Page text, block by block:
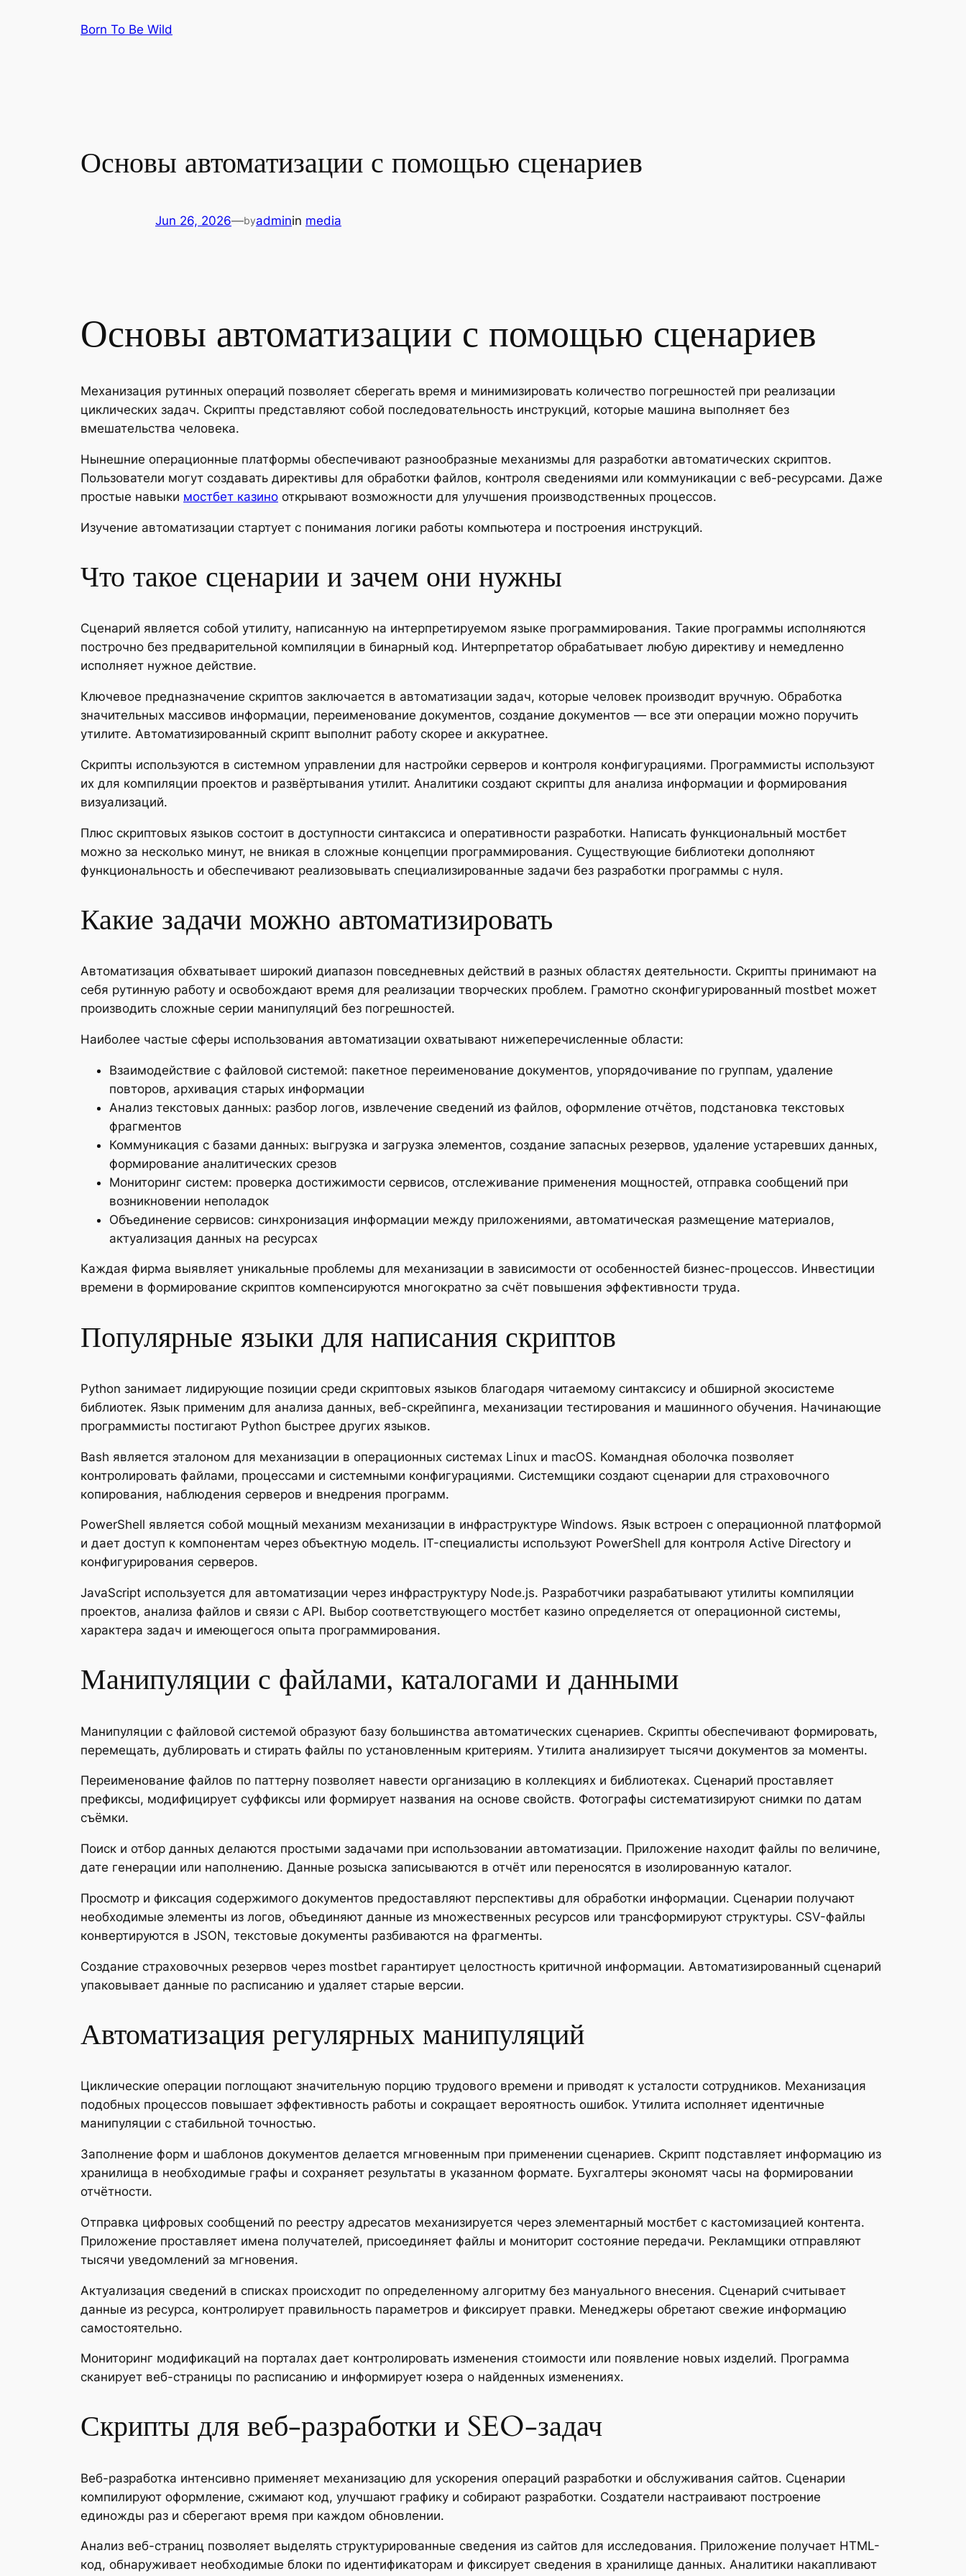
Born To Be Wild
Основы автоматизации с помощью сценариев
Jun 26, 2026—byadminin media
Основы автоматизации с помощью сценариев
Механизация рутинных операций позволяет сберегать время и минимизировать количество погрешностей при реализации
циклических задач. Скрипты представляют собой последовательность инструкций, которые машина выполняет без
вмешательства человека.
Нынешние операционные платформы обеспечивают разнообразные механизмы для разработки автоматических скриптов.
Пользователи могут создавать директивы для обработки файлов, контроля сведениями или коммуникации с веб-ресурсами. Даже
простые навыки мостбет казино открывают возможности для улучшения производственных процессов.
Изучение автоматизации стартует с понимания логики работы компьютера и построения инструкций.
Что такое сценарии и зачем они нужны
Сценарий является собой утилиту, написанную на интерпретируемом языке программирования. Такие программы исполняются
построчно без предварительной компиляции в бинарный код. Интерпретатор обрабатывает любую директиву и немедленно
исполняет нужное действие.
Ключевое предназначение скриптов заключается в автоматизации задач, которые человек производит вручную. Обработка
значительных массивов информации, переименование документов, создание документов — все эти операции можно поручить
утилите. Автоматизированный скрипт выполнит работу скорее и аккуратнее.
Скрипты используются в системном управлении для настройки серверов и контроля конфигурациями. Программисты используют
их для компиляции проектов и развёртывания утилит. Аналитики создают скрипты для анализа информации и формирования
визуализаций.
Плюс скриптовых языков состоит в доступности синтаксиса и оперативности разработки. Написать функциональный мостбет
можно за несколько минут, не вникая в сложные концепции программирования. Существующие библиотеки дополняют
функциональность и обеспечивают реализовывать специализированные задачи без разработки программы с нуля.
Какие задачи можно автоматизировать
Автоматизация обхватывает широкий диапазон повседневных действий в разных областях деятельности. Скрипты принимают на
себя рутинную работу и освобождают время для реализации творческих проблем. Грамотно сконфигурированный mostbet может
производить сложные серии манипуляций без погрешностей.
Наиболее частые сферы использования автоматизации охватывают нижеперечисленные области:
Взаимодействие с файловой системой: пакетное переименование документов, упорядочивание по группам, удаление
повторов, архивация старых информации
Анализ текстовых данных: разбор логов, извлечение сведений из файлов, оформление отчётов, подстановка текстовых
фрагментов
Коммуникация с базами данных: выгрузка и загрузка элементов, создание запасных резервов, удаление устаревших данных,
формирование аналитических срезов
Мониторинг систем: проверка достижимости сервисов, отслеживание применения мощностей, отправка сообщений при
возникновении неполадок
Объединение сервисов: синхронизация информации между приложениями, автоматическая размещение материалов,
актуализация данных на ресурсах
Каждая фирма выявляет уникальные проблемы для механизации в зависимости от особенностей бизнес-процессов. Инвестиции
времени в формирование скриптов компенсируются многократно за счёт повышения эффективности труда.
Популярные языки для написания скриптов
Python занимает лидирующие позиции среди скриптовых языков благодаря читаемому синтаксису и обширной экосистеме
библиотек. Язык применим для анализа данных, веб-скрейпинга, механизации тестирования и машинного обучения. Начинающие
программисты постигают Python быстрее других языков.
Bash является эталоном для механизации в операционных системах Linux и macOS. Командная оболочка позволяет
контролировать файлами, процессами и системными конфигурациями. Системщики создают сценарии для страховочного
копирования, наблюдения серверов и внедрения программ.
PowerShell является собой мощный механизм механизации в инфраструктуре Windows. Язык встроен с операционной платформой
и дает доступ к компонентам через объектную модель. IT-специалисты используют PowerShell для контроля Active Directory и
конфигурирования серверов.
JavaScript используется для автоматизации через инфраструктуру Node.js. Разработчики разрабатывают утилиты компиляции
проектов, анализа файлов и связи с API. Выбор соответствующего мостбет казино определяется от операционной системы,
характера задач и имеющегося опыта программирования.
Манипуляции с файлами, каталогами и данными
Манипуляции с файловой системой образуют базу большинства автоматических сценариев. Скрипты обеспечивают формировать,
перемещать, дублировать и стирать файлы по установленным критериям. Утилита анализирует тысячи документов за моменты.
Переименование файлов по паттерну позволяет навести организацию в коллекциях и библиотеках. Сценарий проставляет
префиксы, модифицирует суффиксы или формирует названия на основе свойств. Фотографы систематизируют снимки по датам
съёмки.
Поиск и отбор данных делаются простыми задачами при использовании автоматизации. Приложение находит файлы по величине,
дате генерации или наполнению. Данные розыска записываются в отчёт или переносятся в изолированную каталог.
Просмотр и фиксация содержимого документов предоставляют перспективы для обработки информации. Сценарии получают
необходимые элементы из логов, объединяют данные из множественных ресурсов или трансформируют структуры. CSV-файлы
конвертируются в JSON, текстовые документы разбиваются на фрагменты.
Создание страховочных резервов через mostbet гарантирует целостность критичной информации. Автоматизированный сценарий
упаковывает данные по расписанию и удаляет старые версии.
Автоматизация регулярных манипуляций
Циклические операции поглощают значительную порцию трудового времени и приводят к усталости сотрудников. Механизация
подобных процессов повышает эффективность работы и сокращает вероятность ошибок. Утилита исполняет идентичные
манипуляции с стабильной точностью.
Заполнение форм и шаблонов документов делается мгновенным при применении сценариев. Скрипт подставляет информацию из
хранилища в необходимые графы и сохраняет результаты в указанном формате. Бухгалтеры экономят часы на формировании
отчётности.
Отправка цифровых сообщений по реестру адресатов механизируется через элементарный мостбет с кастомизацией контента.
Приложение проставляет имена получателей, присоединяет файлы и мониторит состояние передачи. Рекламщики отправляют
тысячи уведомлений за мгновения.
Актуализация сведений в списках происходит по определенному алгоритму без мануального внесения. Сценарий считывает
данные из ресурса, контролирует правильность параметров и фиксирует правки. Менеджеры обретают свежие информацию
самостоятельно.
Мониторинг модификаций на порталах дает контролировать изменения стоимости или появление новых изделий. Программа
сканирует веб-страницы по расписанию и информирует юзера о найденных изменениях.
Скрипты для веб-разработки и SEO-задач
Веб-разработка интенсивно применяет механизацию для ускорения операций разработки и обслуживания сайтов. Сценарии
компилируют оформление, сжимают код, улучшают графику и собирают разработки. Создатели настраивают построение
единожды раз и сберегают время при каждом обновлении.
Анализ веб-страниц позволяет выделять структурированные сведения из сайтов для исследования. Приложение получает HTML-
код, обнаруживает необходимые блоки по идентификаторам и фиксирует сведения в хранилище данных. Аналитики накапливают